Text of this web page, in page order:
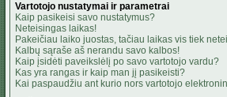
Vartotojo nustatymai ir parametrai
Kaip pasikeisi savo nustatymus?
Neteisingas laikas!
Pakeičiau laiko juostas, tačiau laikas vis tiek
Kalbų sąraše aš nerandu savo kalbos!
Kaip įsidėti paveikslėlį po savo vartotojo vardu?
Kas yra rangas ir kaip man jį pasikeisti?
Kai paspaudžiu ant kurio nors vartotojo